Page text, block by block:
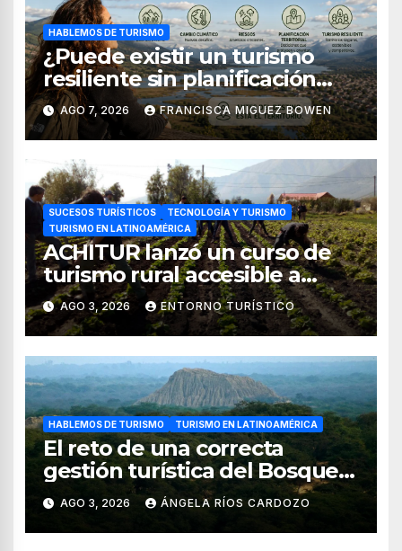
HABLEMOS DE TURISMO
¿Puede existir un turismo
resiliente sin planificación
territorial?
AGO 7, 2026 FRANCISCA MIGUEZ BOWEN
SUCESOS TURÍSTICOS
TECNOLOGÍA Y TURISMO
TURISMO EN LATINOAMÉRICA
ACHITUR lanzó un curso de
turismo rural accesible a
través de WhatsApp
AGO 3, 2026 ENTORNO TURÍSTICO
HABLEMOS DE TURISMO TURISMO EN LATINOAMÉRICA
El reto de una correcta
gestión turística del Bosque
de Pomac (en Perú)
AGO 3, 2026 ÁNGELA RÍOS CARDOZO